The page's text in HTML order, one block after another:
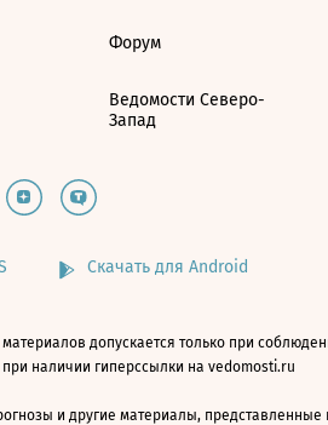
Форум
Ведомости Северо-
Запад
Скачать для Android
допускается только при
при наличии гиперссылки на vedomosti.ru
и другие материалы, представленные